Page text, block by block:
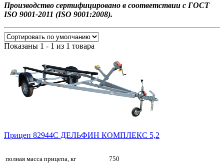
Производство сертифицировано в соответствии с ГОСТ
ISO 9001-2011 (ISO 9001:2008).
Показаны 1 - 1 из 1 товара
Прицеп 82944С ДЕЛЬФИН КОМПЛЕКС 5,2
полная масса прицепа, кг 750